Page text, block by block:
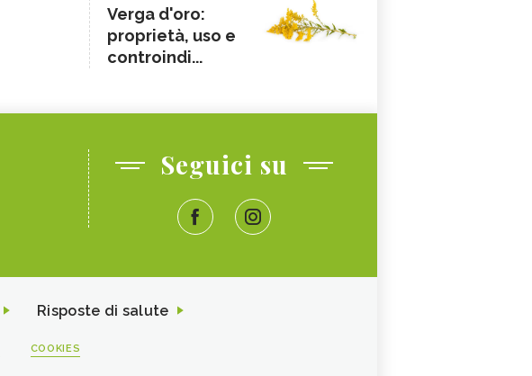
Verga d'oro:
proprietà, uso e
controindi...
Seguici su
Risposte di salute
COOKIES